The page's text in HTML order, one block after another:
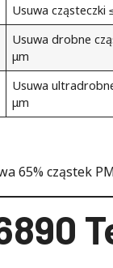
Usuwa cząsteczki
Usuwa drobne
μm
Usuwa
μm
65% cząstek